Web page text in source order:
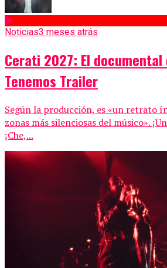
Noticias3 meses atrás
Cerati 2027: El
Tenemos Trailer
Según la producción, es «un retrato
zonas más silenciosas del músico».
¡Che,...